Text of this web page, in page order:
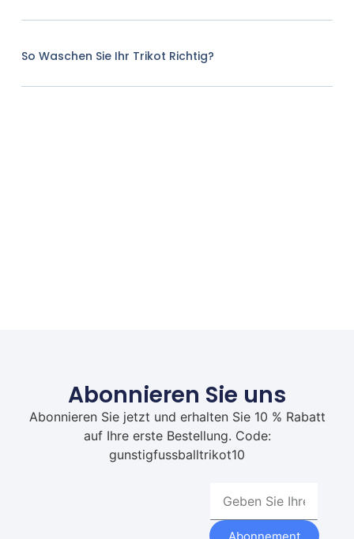
So Waschen Sie Ihr Trikot Richtig?
Abonnieren Sie uns
Abonnieren Sie jetzt und erhalten Sie 10 % Rabatt
auf Ihre erste Bestellung. Code:
gunstigfussballtrikot10
Abonnement